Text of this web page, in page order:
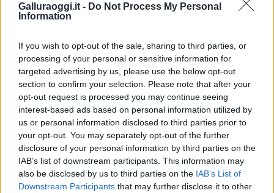
Galluraoggi.it - Do Not Process My Personal
Information
If you wish to opt-out of the sale, sharing to third parties, or
processing of your personal or sensitive information for
targeted advertising by us, please use the below opt-out
section to confirm your selection. Please note that after your
opt-out request is processed you may continue seeing
interest-based ads based on personal information utilized by
us or personal information disclosed to third parties prior to
your opt-out. You may separately opt-out of the further
disclosure of your personal information by third parties on the
IAB’s list of downstream participants. This information may
also be disclosed by us to third parties on the IAB’s List of
Downstream Participants that may further disclose it to other
amate dell’estate 2026